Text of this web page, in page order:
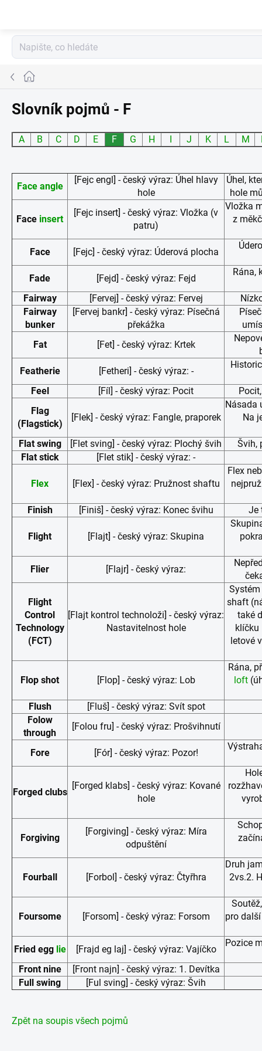
Domů
Slovník pojmů - F
A B C D E F G H I J K L M
Face angle
[Fejc engl] - český výraz: Úhel hlavy
hole
Úhel,
hole
Face insert
[Fejc insert] - český výraz: Vložka (v
patru)
Vložka
z
Face [Fejc] - český výraz: Úderová plocha
Fade [Fejd] - český výraz: Fejd
Rána,
Fairway [Fervej] - český výraz: Fervej
Fairway
bunker
[Fervej bankr] - český výraz: Písečná
překážka
Fat
[Fet] - český výraz: Krtek
Featherie
[Fetheri] - český výraz: -
Feel [Fíl] - český výraz: Pocit
Flag
(Flagstick)
[Flek] - český výraz: Fangle, praporek
Násada
Na
Flat swing [Flet sving] - český výraz: Plochý švih
Švih,
Flat stick
[Flet stik] - český výraz: -
Flex [Flex] - český výraz: Pružnost shaftu
Flex
Finish [Finiš] - český výraz: Konec švihu Je
Flight [Flajt] - český výraz: Skupina
Flier [Flajr] - český výraz:
Flight
Control
Technology
(FCT)
[Flajt kontrol technoloži] - český výraz:
Nastavitelnost hole
shaft
také
klíčku
letové
Flop shot [Flop] - český výraz: Lob
Rána,
loft
Flush
[Fluš] - český výraz: Svít spot
Folow
through
[Folou fru] - český výraz: Prošvihnutí
Fore [Fór] - český výraz: Pozor!
Forged clubs
[Forged klabs] - český výraz: Kované
hole
Forgiving
[Forgiving] - český výraz: Míra
odpuštění
Fourball [Forbol] - český výraz: Čtyřhra
Druh
2vs.2.
Foursome [Forsom] - český výraz: Forsom
pro
Fried egg lie [Frajd eg laj] - český výraz: Vajíčko
Pozice
Front nine
[Front najn] - český výraz: 1. Devítka
Full swing
[Ful sving] - český výraz: Švih
Zpět na soupis všech pojmů